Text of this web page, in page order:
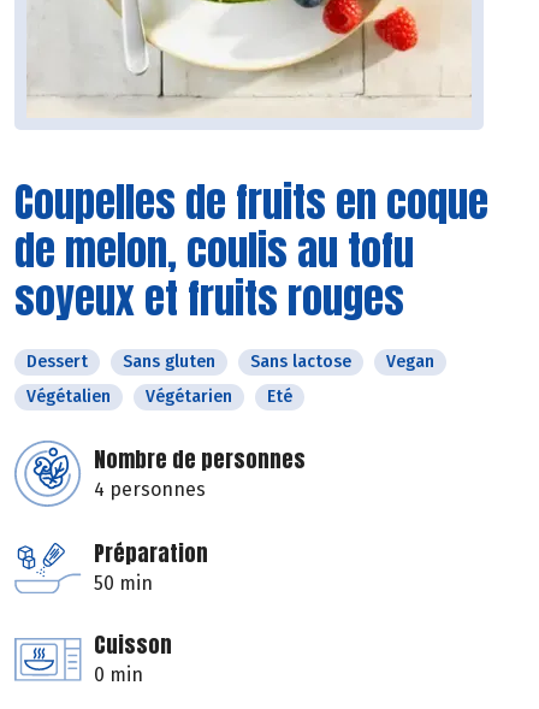
Coupelles de fruits en coque
de melon, coulis au tofu
soyeux et fruits rouges
Dessert Sans gluten Sans lactose
Vegan
Végétalien
Végétarien Eté
Nombre de personnes
4 personnes
Préparation
50 min
Cuisson
0 min